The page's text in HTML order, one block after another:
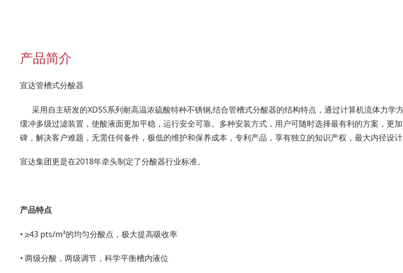
产品简介
宣达管槽式分酸器
采用自主研发的XDSS系列耐高温浓硫酸特种不锈钢,结合管槽式分酸器的结构特点，通过计算机流体力学
缓冲多级过滤装置，使酸液面更加平稳，运行安全可靠。多种安装方式，用户可随时选择最有利的方案，更
碑，解决客户难题，无需任何备件，极低的维护和保养成本，专利产品，享有独立的知识产权，最大内径设计
宣达集团更是在2018年牵头制定了分酸器行业标准。
产品特点
• ≥43 pts/m³的均匀分酸点，极大提高吸收率
• 两级分酸，两级调节，科学平衡槽内液位